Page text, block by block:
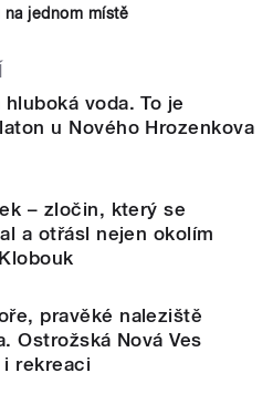
na jednom místě
voda. To je
u Nového Hrozenkova
– zločin, který se
a otřásl nejen okolím
pravěké naleziště
Ostrožská Nová Ves
rekreaci